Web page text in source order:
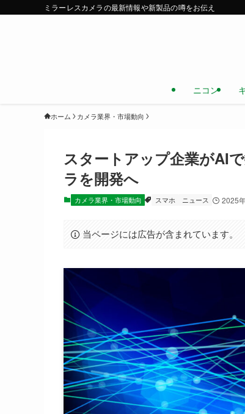
ミラーレスカメラの最新情報や新製品の噂をお伝え
ニコン
ホーム カメラ業界・市場動向
スタートアップ企業がAI
ラを開発へ
カメラ業界・市場動向 スマホ ニュース 2025
当ページには広告が含まれています。